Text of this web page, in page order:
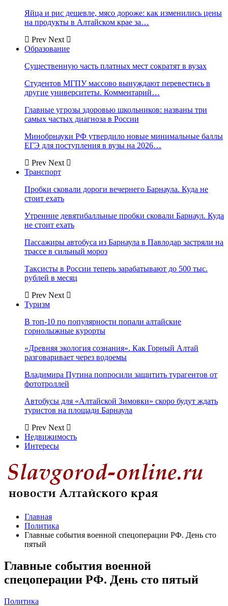
Яйца и рис дешевле, мясо дороже: как изменились цены
на продукты в Алтайском крае за…
Prev Next
Образование
Существенную часть платных мест сократят в вузах
Студентов МГПУ массово вынуждают перевестись в
другие университеты. Комментарий…
Главные угрозы здоровью школьников: названы три
самых частых диагноза в России
Минобрнауки РФ утвердило новые минимальные баллы
ЕГЭ для поступления в вузы на 2026…
Prev Next
Транспорт
Пробки сковали дороги вечернего Барнаула. Куда не
стоит ехать
Утренние девятибалльные пробки сковали Барнаул. Куда
не стоит ехать
Пассажиры автобуса из Барнаула в Павлодар застряли на
трассе в сильный мороз
Таксисты в России теперь зарабатывают до 500 тыс.
рублей в месяц
Prev Next
Туризм
В топ-10 по популярности попали алтайские
горнолыжные курорты
«Древняя экология сознания». Как Горный Алтай
разговаривает через водоемы
Владимира Путина попросили защитить турагентов от
фототроллей
Автобусы для «Алтайской Зимовки» скоро будут ждать
туристов на площади Барнаула
Prev Next
Недвижимость
Интересы
Главная
Политика
Главные события военной спецоперации РФ. День сто
пятый
Главные события военной
спецоперации РФ. День сто пятый
Политика